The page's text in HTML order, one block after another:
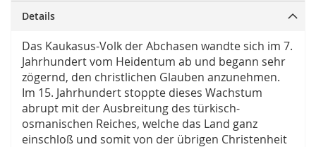
Details
Das Kaukasus-Volk der Abchasen wandte sich im 7.
Jahrhundert vom Heidentum ab und begann sehr
zögernd, den christlichen Glauben anzunehmen.
Im 15. Jahrhundert stoppte dieses Wachstum
abrupt mit der Ausbreitung des türkisch-
osmanischen Reiches, welche das Land ganz
einschloß und somit von der übrigen Christenheit